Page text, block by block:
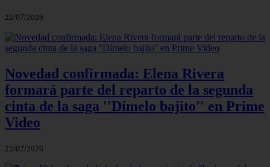
22/07/2026
Novedad confirmada: Elena Rivera
formará parte del reparto de la segunda
cinta de la saga ''Dímelo bajito'' en Prime
Video
22/07/2026